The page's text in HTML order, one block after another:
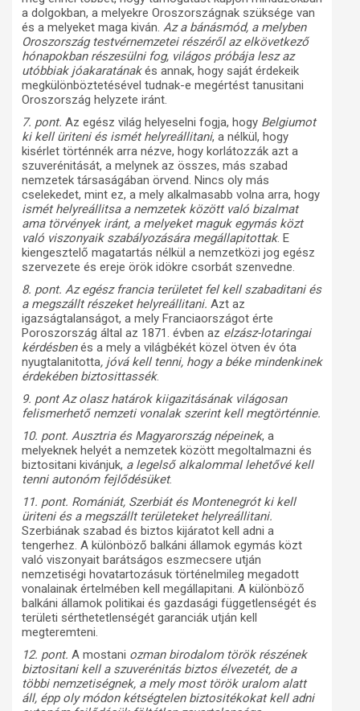
a dolgokban, a melyekre Oroszországnak szüksége van
és a melyeket maga kiván. Az a bánásmód, a melyben
Oroszország testvérnemzetei részéről az elkövetkező
hónapokban részesülni fog, világos próbája lesz az
utóbbiak jóakaratánakés annak, hogy saját érdekeik
megkülönböztetésével tudnak-e megértést tanusitani
Oroszország helyzete iránt.
7. pont. Az egész világ helyeselni fogja, hogy Belgiumot
ki kell üriteni és ismét helyreállitani, a nélkül, hogy
kisérlet történnék arra nézve, hogy korlátozzák azt a
szuverénitását, a melynek az összes, más szabad
nemzetek társaságában örvend. Nincs oly más
cselekedet, mint ez, a mely alkalmasabb volna arra, hogy
ismét helyreállitsa a nemzetek között való bizalmat
ama törvények iránt, a melyeket maguk egymás közt
való viszonyaik szabályozására megállapitottak. E
kiengesztelő magatartás nélkül a nemzetközi jog egész
szervezete és ereje örök idökre csorbát szenvedne.
8. pont. Az egész francia területet fel kell szabaditani és
a megszállt részeket helyreállitani. Azt az
igazságtalanságot, a mely Franciaországot érte
Poroszország által az 1871. évben az elzász-lotaringai
kérdésbenés a mely a világbékét közel ötven év óta
nyugtalanitotta, jóvá kell tenni, hogy a béke mindenkinek
érdekében biztosittassék.
9. pont Az olasz határok kiigazitásának világosan
felismerhető nemzeti vonalak szerint kell megtörténnie.
10. pont. Ausztria és Magyarország népeinek, a
melyeknek helyét a nemzetek között megoltalmazni és
biztositani kivánjuk, a legelső alkalommal lehetővé kell
tenni autonóm fejlődésüket.
11. pont. Romániát, Szerbiát és Montenegrót ki kell
üriteni és a megszállt területeket helyreállitani.
Szerbiának szabad és biztos kijáratot kell adni a
tengerhez. A különböző balkáni államok egymás közt
való viszonyait barátságos eszmecsere utján
nemzetiségi hovatartozásuk történelmileg megadott
vonalainak értelmében kell megállapitani. A különböző
balkáni államok politikai és gazdasági függetlenségét és
területi sérthetetlenségét garanciák utján kell
megteremteni.
12. pont. A mostani ozman birodalom török részének
biztositani kell a szuverénitás biztos élvezetét, de a
többi nemzetiségnek, a mely most török uralom alatt
áll, épp oly módon kétségtelen biztositékokat kell adni